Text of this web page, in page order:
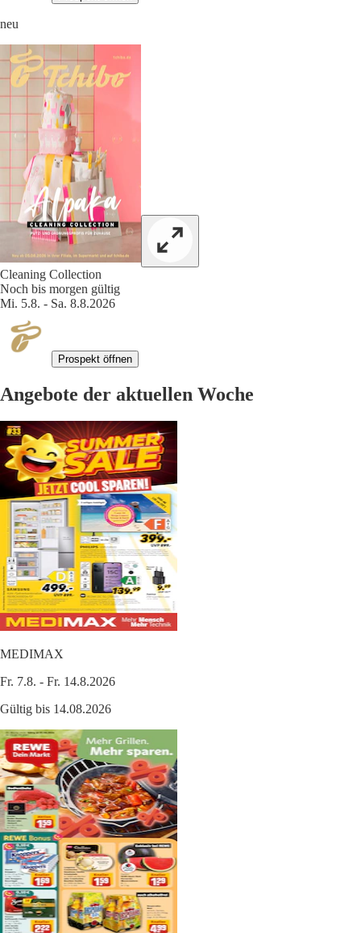
neu
Cleaning Collection
Noch bis morgen gültig
Mi. 5.8. - Sa. 8.8.2026
Prospekt öffnen
Angebote der aktuellen Woche
MEDIMAX
Fr. 7.8. - Fr. 14.8.2026
Gültig bis 14.08.2026